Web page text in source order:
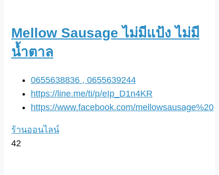
Mellow Sausage ไม่มีแป้ง ไม่มี
น้ำตาล
0655638836 , 0655639244
https://line.me/ti/p/eIp_D1n4KR
https://www.facebook.com/mellowsausage%20
ร้านออนไลน์
42